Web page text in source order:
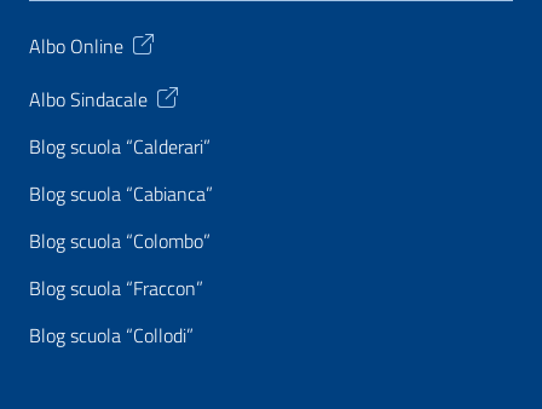
Albo Online
Albo Sindacale
Blog scuola “Calderari”
Blog scuola “Cabianca”
Blog scuola “Colombo”
Blog scuola “Fraccon”
Blog scuola “Collodi”